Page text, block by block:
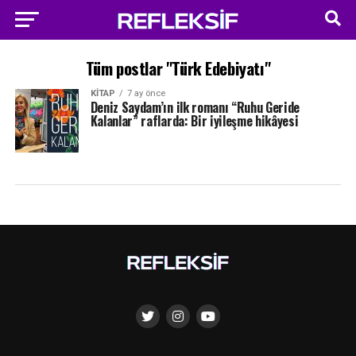
Tüm postlar "Türk Edebiyatı"
KITAP 7 ay önce
Deniz Saydam’ın ilk romanı “Ruhu Geride
Kalanlar” raflarda: Bir iyileşme hikâyesi